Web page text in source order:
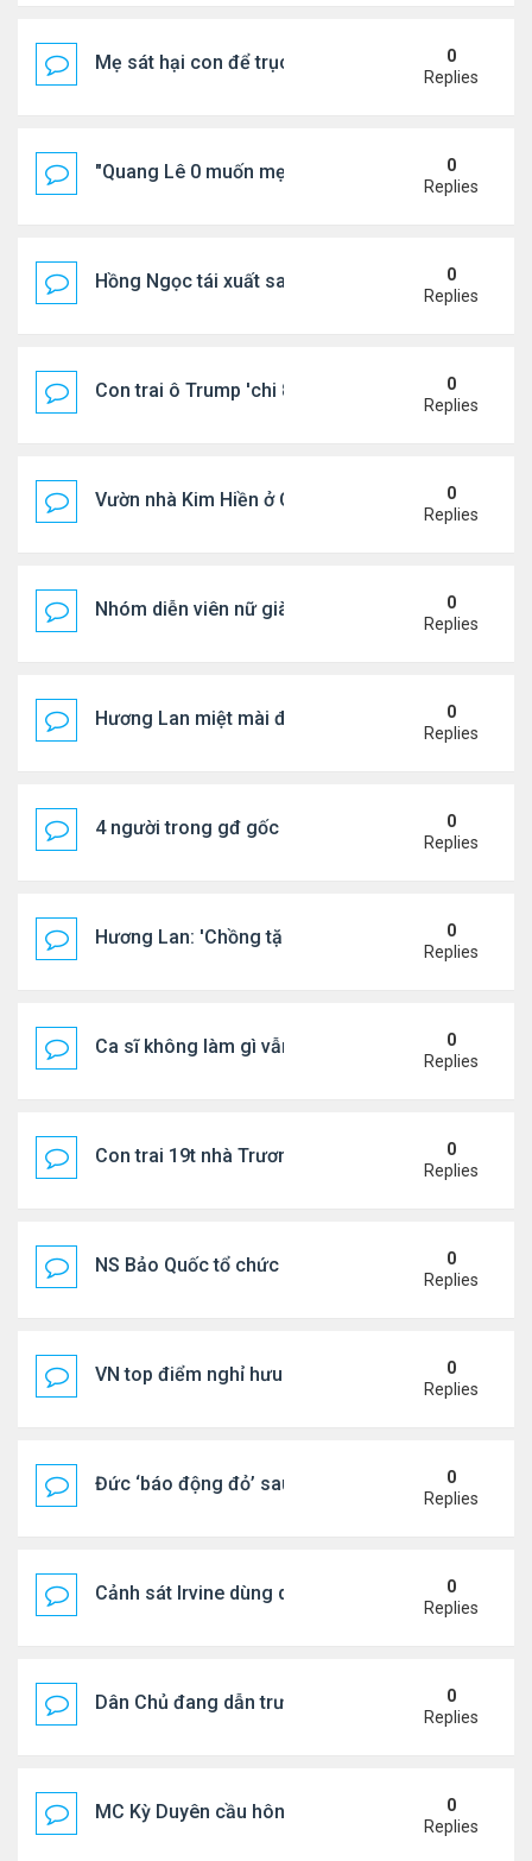
Mẹ sát hại con để trục lợi bảo hiểm
0
Replies
"Quang Lê 0 muốn mẹ thua kém người khác"
0
Replies
Hồng Ngọc tái xuất sau nhiều năm ở ẩn
0
Replies
Con trai ô Trump 'chi 8.5 triệu để xóa ràng buộc
0
Replies
Vườn nhà Kim Hiền ở California
0
Replies
Nhóm diễn viên nữ giàu nhất thế giới
0
Replies
Hương Lan miệt mài đi hát ở tuổi 70
0
Replies
4 người trong gđ gốc Việt thiệt mạng vì tai nạn xe
0
Replies
Hương Lan: 'Chồng tặng tôi khu vườn tình yêu'
0
Replies
Ca sĩ không làm gì vẫn kiếm được 400 triệu đồng/
0
Replies
Con trai 19t nhà Trương Bá Chi - Tạ Đình Phong
0
Replies
NS Bảo Quốc tổ chức sn cho bà xã
0
Replies
VN top điểm nghỉ hưu lý tưởng cho người Mỹ
0
Replies
Đức ‘báo động đỏ’ sau vụ phát hiện UAV mang
0
Replies
Cảnh sát Irvine dùng drone bắt kẻ trộm trong
0
Replies
Dân Chủ đang dẫn trước Cộng Hòa trong các
0
Replies
MC Kỳ Duyên cầu hôn lại chồng cũ
0
Replies